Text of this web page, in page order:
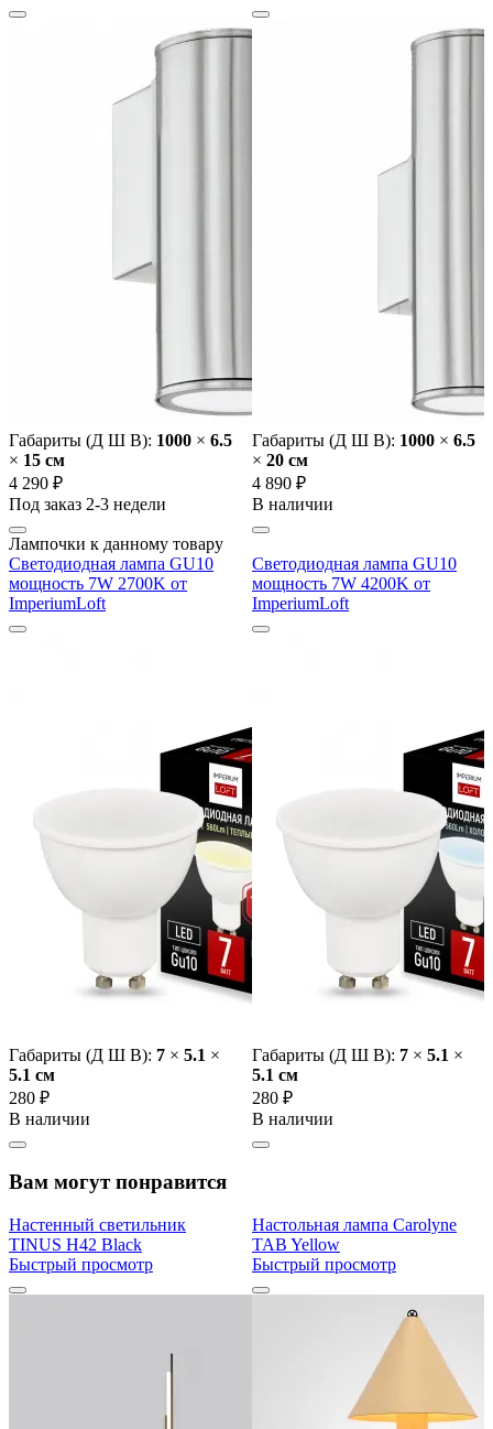
Габариты (Д Ш В): 1000 × 6.5
× 15 cм
4 290 ₽
Под заказ 2-3 недели
Габариты (Д Ш В): 1000 × 6.5
× 20 cм
4 890 ₽
В наличии
Лампочки к данному товару
Светодиодная лампа GU10
мощность 7W 2700K от
ImperiumLoft
Габариты (Д Ш В): 7 × 5.1 ×
5.1 cм
280 ₽
В наличии
Светодиодная лампа GU10
мощность 7W 4200K от
ImperiumLoft
Габариты (Д Ш В): 7 × 5.1 ×
5.1 cм
280 ₽
В наличии
Вам могут понравится
Настенный светильник
TINUS H42 Black
Быстрый просмотр
Настольная лампа Carolyne
TAB Yellow
Быстрый просмотр